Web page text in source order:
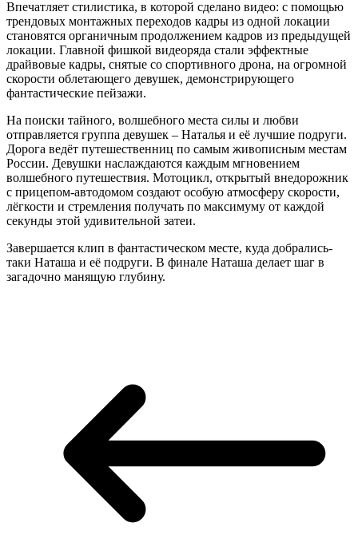
Впечатляет стилистика, в которой сделано видео: с помощью
трендовых монтажных переходов кадры из одной локации
становятся органичным продолжением кадров из предыдущей
локации. Главной фишкой видеоряда стали эффектные
драйвовые кадры, снятые со спортивного дрона, на огромной
скорости облетающего девушек, демонстрирующего
фантастические пейзажи.
На поиски тайного, волшебного места силы и любви
отправляется группа девушек – Наталья и её лучшие подруги.
Дорога ведёт путешественниц по самым живописным местам
России. Девушки наслаждаются каждым мгновением
волшебного путешествия. Мотоцикл, открытый внедорожник
с прицепом-автодомом создают особую атмосферу скорости,
лёгкости и стремления получать по максимуму от каждой
секунды этой удивительной затеи.
Завершается клип в фантастическом месте, куда добрались-
таки Наташа и её подруги. В финале Наташа делает шаг в
загадочно манящую глубину.